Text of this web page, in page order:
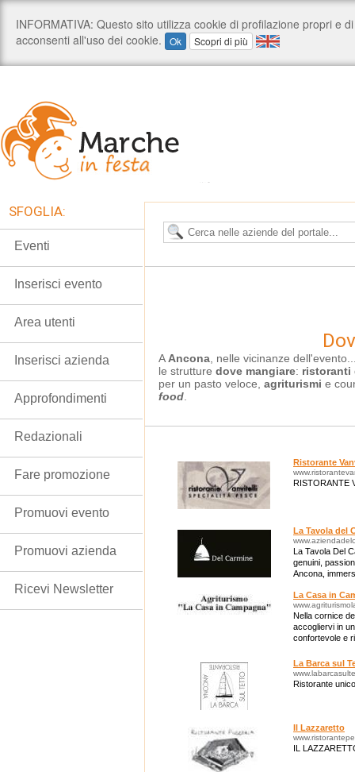
A Ancona , nelle vicinanze
le strutture dove mangiare: ristoranti
per un pasto veloce, agriturismi e
food
Ristorante
RISTORANTE
La Tavola del
La Tavola Del
genuini,
Ancona,
La Casa in
Nella cornice
accogliervi in
confortevole e
La Barca sul
Ristorante
Il Lazzaretto
IL
SFOGLIA:
Eventi
Inserisci evento
Area utenti
Inserisci azienda
Approfondimenti
Redazionali
Fare promozione
Promuovi evento
Promuovi azienda
Ricevi Newsletter